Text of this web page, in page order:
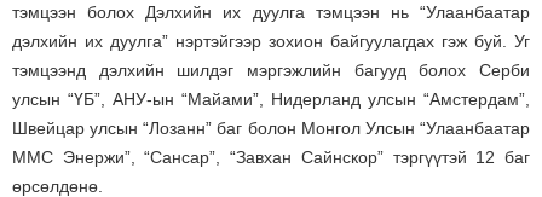
тэмцээн болох Дэлхийн их дуулга тэмцээн нь “Улаанбаатар
дэлхийн их дуулга” нэртэйгээр зохион байгуулагдах гэж буй. Уг
тэмцээнд дэлхийн шилдэг мэргэжлийн багууд болох Серби
улсын “ҮБ”, АНУ-ын “Майами”, Нидерланд улсын “Амстердам”,
Швейцар улсын “Лозанн” баг болон Монгол Улсын “Улаанбаатар
ММС Энержи”, “Сансар”, “Завхан Сайнскор” тэргүүтэй 12 баг
өрсөлдөнө.